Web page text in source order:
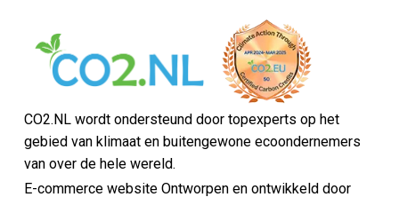
CO2.NL wordt ondersteund door topexperts op het
gebied van klimaat en buitengewone ecoondernemers
van over de hele wereld.
E-commerce website Ontworpen en ontwikkeld door